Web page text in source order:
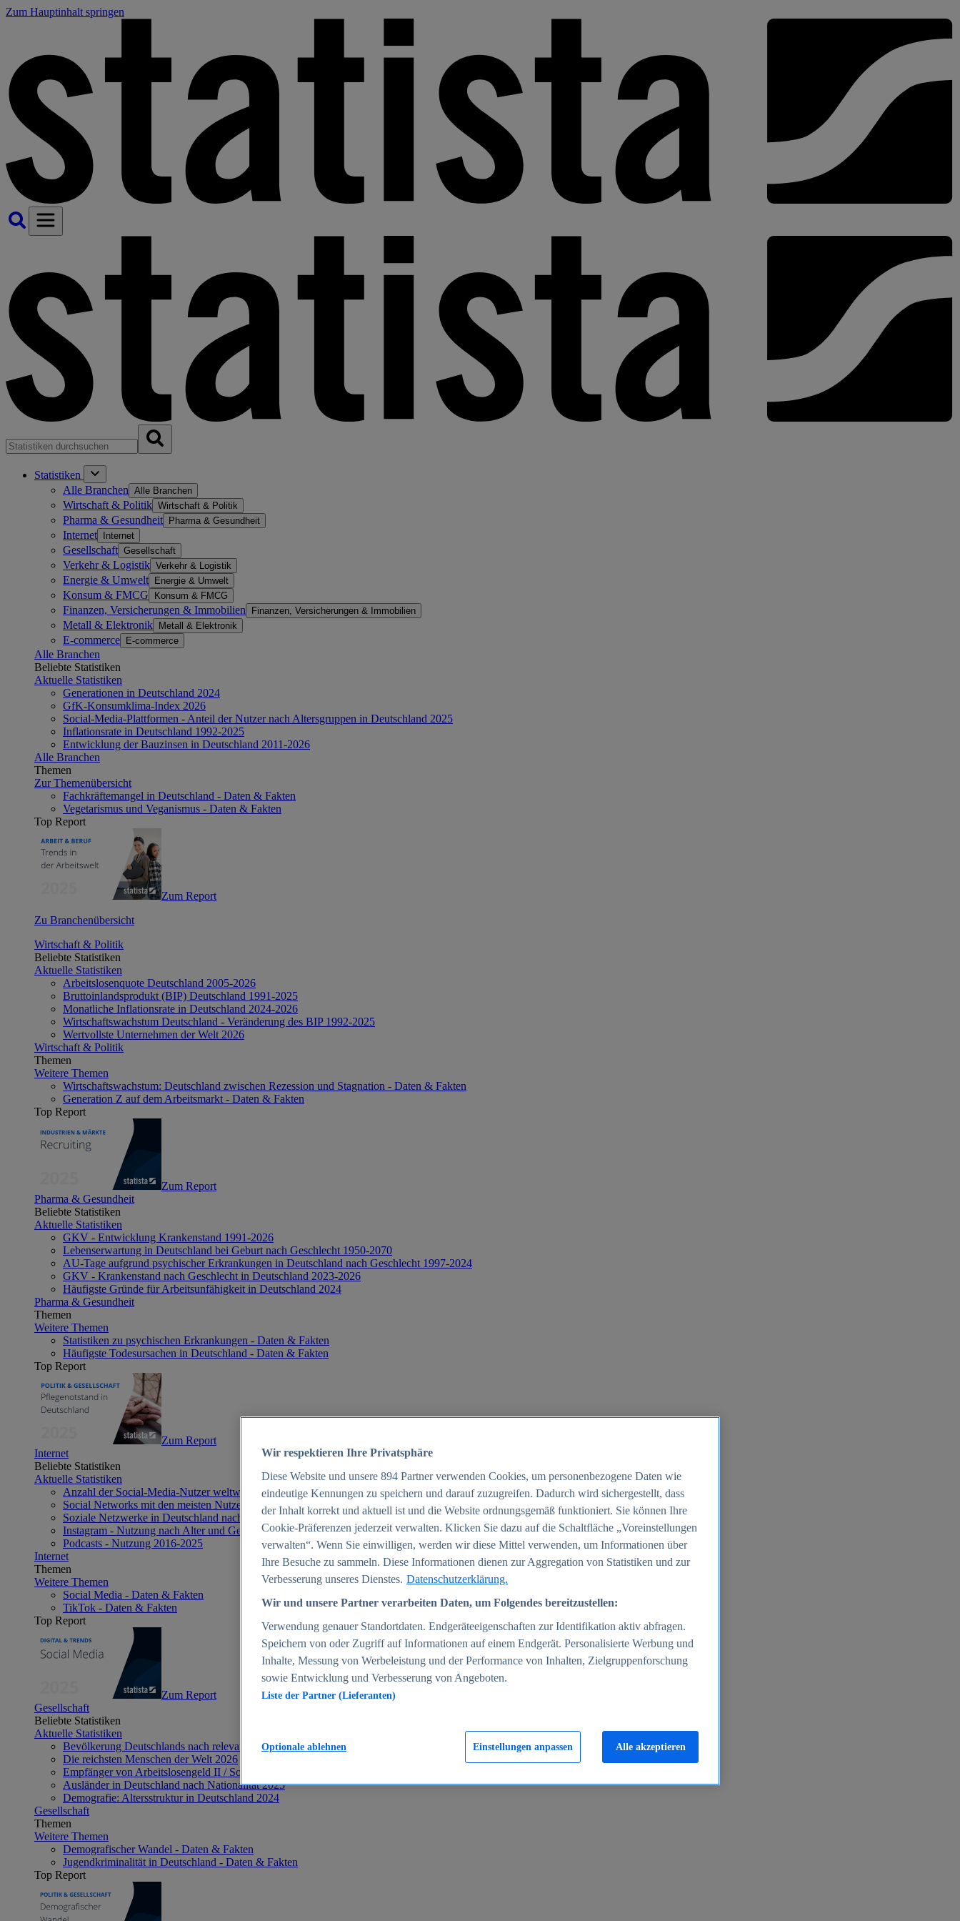
Zum Hauptinhalt springen
Statistiken
Alle Branchen Alle Branchen
Wirtschaft & Politik Wirtschaft & Politik
Pharma & Gesundheit Pharma & Gesundheit
Internet Internet
Gesellschaft Gesellschaft
Verkehr & Logistik Verkehr & Logistik
Energie & Umwelt Energie & Umwelt
Konsum & FMCG Konsum & FMCG
Finanzen, Versicherungen & Immobilien Finanzen, Versicherungen & Immobilien
Metall & Elektronik Metall & Elektronik
E-commerce E-commerce
Alle Branchen
Beliebte Statistiken
Aktuelle Statistiken
Generationen in Deutschland 2024
GfK-Konsumklima-Index 2026
Social-Media-Plattformen - Anteil der Nutzer nach Altersgruppen in Deutschland 2025
Inflationsrate in Deutschland 1992-2025
Entwicklung der Bauzinsen in Deutschland 2011-2026
Alle Branchen
Themen
Zur Themenübersicht
Fachkräftemangel in Deutschland - Daten & Fakten
Vegetarismus und Veganismus - Daten & Fakten
Top Report
Zum Report
Zu Branchenübersicht
Wirtschaft & Politik
Beliebte Statistiken
Aktuelle Statistiken
Arbeitslosenquote Deutschland 2005-2026
Bruttoinlandsprodukt (BIP) Deutschland 1991-2025
Monatliche Inflationsrate in Deutschland 2024-2026
Wirtschaftswachstum Deutschland - Veränderung des BIP 1992-2025
Wertvollste Unternehmen der Welt 2026
Wirtschaft & Politik
Themen
Weitere Themen
Wirtschaftswachstum: Deutschland zwischen Rezession und Stagnation - Daten & Fakten
Generation Z auf dem Arbeitsmarkt - Daten & Fakten
Top Report
Zum Report
Pharma & Gesundheit
Beliebte Statistiken
Aktuelle Statistiken
GKV - Entwicklung Krankenstand 1991-2026
Lebenserwartung in Deutschland bei Geburt nach Geschlecht 1950-2070
AU-Tage aufgrund psychischer Erkrankungen in Deutschland nach Geschlecht 1997-2024
GKV - Krankenstand nach Geschlecht in Deutschland 2023-2026
Häufigste Gründe für Arbeitsunfähigkeit in Deutschland 2024
Pharma & Gesundheit
Themen
Weitere Themen
Statistiken zu psychischen Erkrankungen - Daten & Fakten
Häufigste Todesursachen in Deutschland - Daten & Fakten
Top Report
Zum Report
Internet
Beliebte Statistiken
Aktuelle Statistiken
Anzahl der Social-Media-Nutzer weltweit 2012-2025
Social Networks mit den meisten Nutzern weltweit 2025
Soziale Netzwerke in Deutschland nach Generationen 2025
Instagram - Nutzung nach Alter und Geschlecht in Deutschland 2025
Podcasts - Nutzung 2016-2025
Internet
Themen
Weitere Themen
Social Media - Daten & Fakten
TikTok - Daten & Fakten
Top Report
Zum Report
Gesellschaft
Beliebte Statistiken
Aktuelle Statistiken
Bevölkerung Deutschlands nach relevanten Altersgruppen 2024
Die reichsten Menschen der Welt 2026
Empfänger von Arbeitslosengeld II / Sozialgeld / Bürgergeld in Deutschland 2005-2025
Ausländer in Deutschland nach Nationalität 2025
Demografie: Altersstruktur in Deutschland 2024
Gesellschaft
Themen
Weitere Themen
Demografischer Wandel - Daten & Fakten
Jugendkriminalität in Deutschland - Daten & Fakten
Top Report
Wir respektieren Ihre Privatsphäre
Diese Website und unsere 894 Partner verwenden Cookies, um personenbezogene Daten wie
eindeutige Kennungen zu speichern und darauf zuzugreifen. Dadurch wird sichergestellt, dass
der Inhalt korrekt und aktuell ist und die Website ordnungsgemäß funktioniert. Sie können Ihre
Cookie-Präferenzen jederzeit verwalten. Klicken Sie dazu auf die Schaltfläche „Voreinstellungen
verwalten“. Wenn Sie einwilligen, werden wir diese Mittel verwenden, um Informationen über
Ihre Besuche zu sammeln. Diese Informationen dienen zur Aggregation von Statistiken und zur
Verbesserung unseres Dienstes. Datenschutzerklärung.
Wir und unsere Partner verarbeiten Daten, um Folgendes bereitzustellen:
Verwendung genauer Standortdaten. Endgeräteeigenschaften zur Identifikation aktiv abfragen.
Speichern von oder Zugriff auf Informationen auf einem Endgerät. Personalisierte Werbung und
Inhalte, Messung von Werbeleistung und der Performance von Inhalten, Zielgruppenforschung
sowie Entwicklung und Verbesserung von Angeboten.
Liste der Partner (Lieferanten)
Einstellungen anpassen
Optionale ablehnen Alle akzeptieren